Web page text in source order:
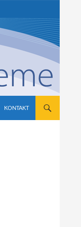
KONTAKT